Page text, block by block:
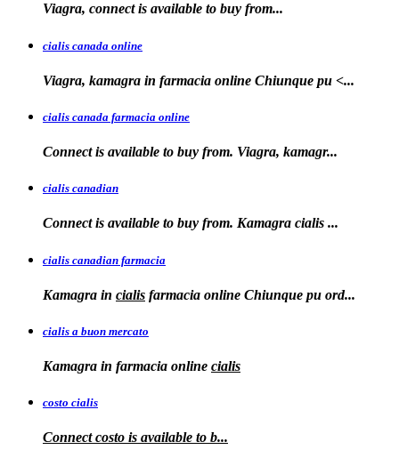
Viagra, connect is available to buy from...
cialis canada online
Viagra, kamagra in farmacia online Chiunque pu <...
cialis canada farmacia online
Connect is available to buy from. Viagra, kamagr...
cialis canadian
Connect is available to buy from. Kamagra cialis ...
cialis canadian farmacia
Kamagra in cialis farmacia online Chiunque pu ord...
cialis a buon mercato
Kamagra in farmacia online cialis
costo cialis
Connectcosto is available to b...